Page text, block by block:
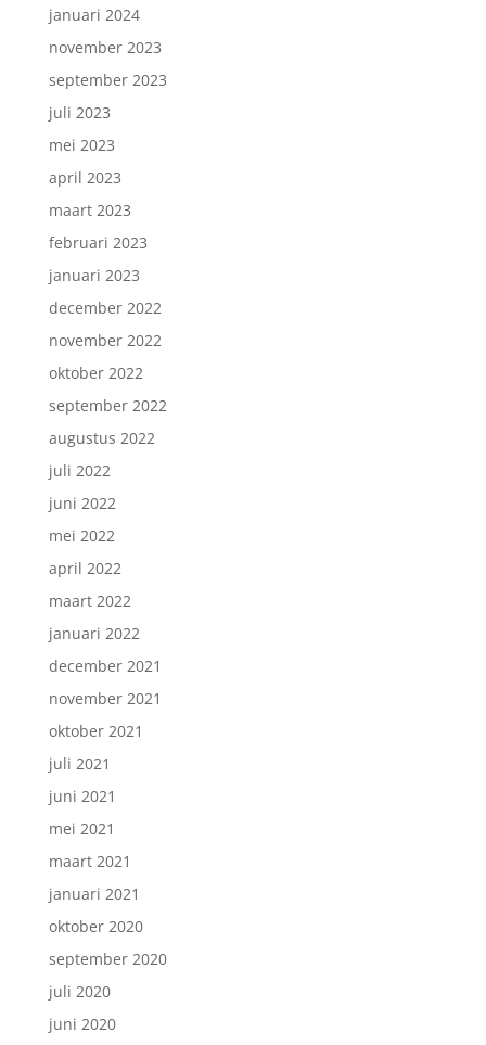
januari 2024
november 2023
september 2023
juli 2023
mei 2023
april 2023
maart 2023
februari 2023
januari 2023
december 2022
november 2022
oktober 2022
september 2022
augustus 2022
juli 2022
juni 2022
mei 2022
april 2022
maart 2022
januari 2022
december 2021
november 2021
oktober 2021
juli 2021
juni 2021
mei 2021
maart 2021
januari 2021
oktober 2020
september 2020
juli 2020
juni 2020